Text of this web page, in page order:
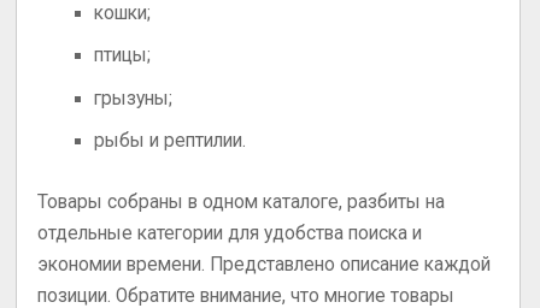
кошки;
птицы;
грызуны;
рыбы и рептилии.
Товары собраны в одном каталоге, разбиты на
отдельные категории для удобства поиска и
экономии времени. Представлено описание каждой
позиции. Обратите внимание, что многие товары